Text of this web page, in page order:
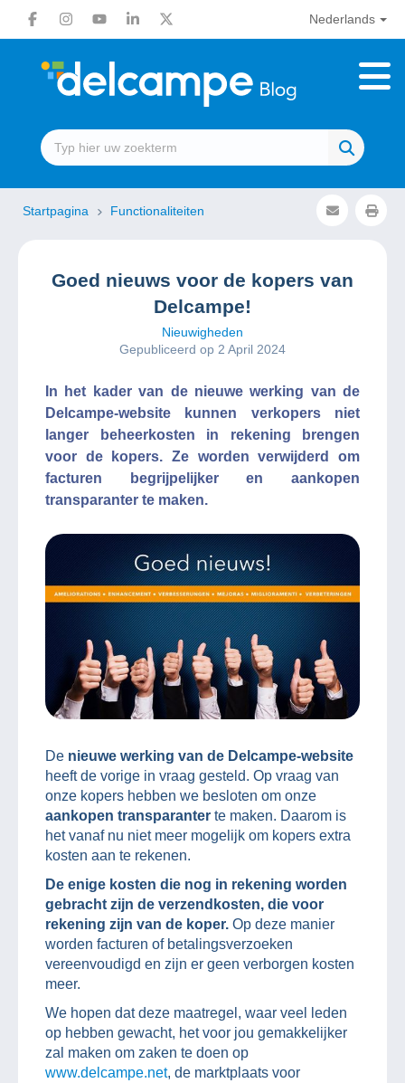
Nederlands
Startpagina Functionaliteiten
Goed nieuws voor de kopers van
Delcampe!
Nieuwigheden
Gepubliceerd op 2 April 2024
In het kader van de nieuwe werking van de
Delcampe-website kunnen verkopers niet
langer beheerkosten in rekening brengen
voor de kopers. Ze worden verwijderd om
facturen begrijpelijker en aankopen
transparanter te maken.
De nieuwe werking van de Delcampe-website
heeft de vorige in vraag gesteld. Op vraag van
onze kopers hebben we besloten om onze
aankopen transparanter te maken. Daarom is
het vanaf nu niet meer mogelijk om kopers extra
kosten aan te rekenen.
De enige kosten die nog in rekening worden
gebracht zijn de verzendkosten, die voor
rekening zijn van de koper. Op deze manier
worden facturen of betalingsverzoeken
vereenvoudigd en zijn er geen verborgen kosten
meer.
We hopen dat deze maatregel, waar veel leden
op hebben gewacht, het voor jou gemakkelijker
zal maken om zaken te doen op
www.delcampe.net, de marktplaats voor